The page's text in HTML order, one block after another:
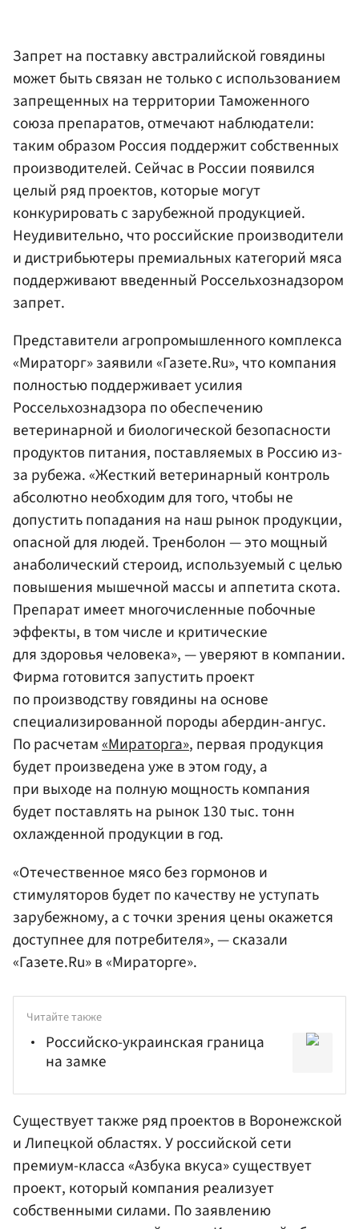
Запрет на поставку австралийской говядины
может быть связан не только с использованием
запрещенных на территории Таможенного
союза препаратов, отмечают наблюдатели:
таким образом Россия поддержит собственных
производителей. Сейчас в России появился
целый ряд проектов, которые могут
конкурировать с зарубежной продукцией.
Неудивительно, что российские производители
и дистрибьютеры премиальных категорий мяса
поддерживают введенный Россельхознадзором
запрет.
Представители агропромышленного комплекса
«Мираторг» заявили «Газете.Ru», что компания
полностью поддерживает усилия
Россельхознадзора по обеспечению
ветеринарной и биологической безопасности
продуктов питания, поставляемых в Россию из-
за рубежа. «Жесткий ветеринарный контроль
абсолютно необходим для того, чтобы не
допустить попадания на наш рынок продукции,
опасной для людей. Тренболон — это мощный
анаболический стероид, используемый с целью
повышения мышечной массы и аппетита скота.
Препарат имеет многочисленные побочные
эффекты, в том числе и критические
для здоровья человека», — уверяют в компании.
Фирма готовится запустить проект
по производству говядины на основе
специализированной породы абердин-ангус.
По расчетам«Мираторга», первая продукция
будет произведена уже в этом году, а
при выходе на полную мощность компания
будет поставлять на рынок 130 тыс. тонн
охлажденной продукции в год.
«Отечественное мясо без гормонов и
стимуляторов будет по качеству не уступать
зарубежному, а с точки зрения цены окажется
доступнее для потребителя», — сказали
«Газете.Ru» в «Мираторге».
Читайте также
Российско-украинская граница
на замке
Существует также ряд проектов в Воронежской
и Липецкой областях. У российской сети
премиум-класса «Азбука вкуса» существует
проект, который компания реализует
собственными силами. По заявлению